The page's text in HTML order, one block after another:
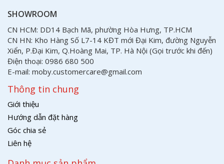
SHOWROOM
CN HCM: DD14 Bạch Mã, phường Hòa Hưng, TP.HCM
CN HN: Kho Hàng Số L7-14 KĐT mới Đại Kim, đường Nguyễn
Xiển, P.Đại Kim, Q.Hoàng Mai, TP. Hà Nội (Gọi trước khi đến)
Điện thoại: 0986 680 500
E-mail: moby.customercare@gmail.com
Thông tin chung
Giới thiệu
Hướng dẫn đặt hàng
Góc chia sẻ
Liên hệ